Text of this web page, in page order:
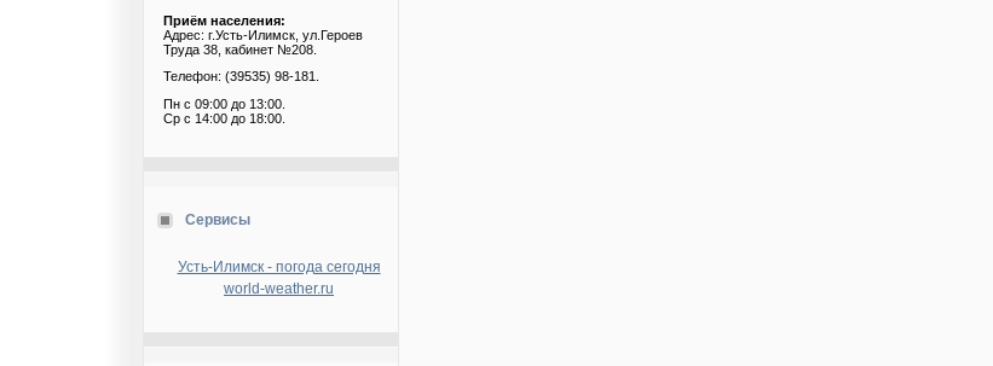
Приём населения:
Адрес: г.Усть-Илимск, ул.Героев
Труда 38, кабинет №208.
Телефон: (39535) 98-181.
Пн с 09:00 до 13:00.
Ср с 14:00 до 18:00.
Сервисы
Усть-Илимск - погода сегодня
world-weather.ru